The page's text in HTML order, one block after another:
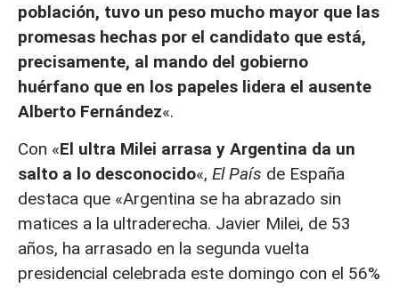
población, tuvo un peso mucho mayor que las
promesas hechas por el candidato que está,
precisamente, al mando del gobierno
huérfano que en los papeles lidera el ausente
Alberto Fernández«.
Con «El ultra Milei arrasa y Argentina da un
salto a lo desconocido«, El País de España
destaca que «Argentina se ha abrazado sin
matices a la ultraderecha. Javier Milei, de 53
años, ha arrasado en la segunda vuelta
presidencial celebrada este domingo con el 56%